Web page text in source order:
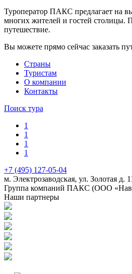
Туроператор ПАКС предлагает на
многих жителей и гостей столицы.
путешествие.
Вы можете прямо сейчас заказать
Cтраны
Туристам
О компании
Контакты
Поиск тура
1
1
1
1
+7 (495) 127-05-04
м. Электрозаводская, ул. Золотая
Группа компаний ПАКС (ООО
Наши партнеры